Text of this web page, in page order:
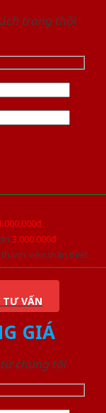
trong thời
3.000.000đ
viên thân thiết
TƯ VẤN
GIÁ
chúng tôi